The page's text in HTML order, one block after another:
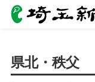
県北・秩父